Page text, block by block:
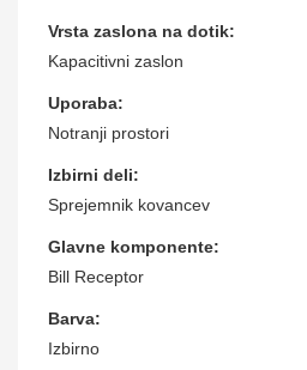
Vrsta zaslona na dotik:
Kapacitivni zaslon
Uporaba:
Notranji prostori
Izbirni deli:
Sprejemnik kovancev
Glavne komponente:
Bill Receptor
Barva:
Izbirno